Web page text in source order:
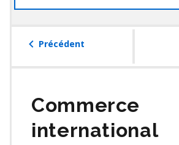
Précédent
Commerce
international